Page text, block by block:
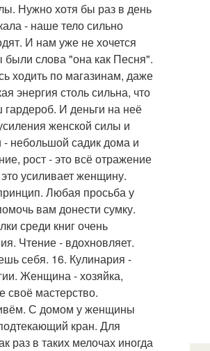
Нужно хотя бы раз в день
- наше тело сильно
И нам уже не хочется
слова "она как Песня".
ходить по магазинам, даже
энергия столь сильна, что
гардероб. И деньги на неё
женской силы и
небольшой садик дома и
рост - это всё отражение
усиливает женщину.
Любая просьба у
вам донести сумку.
среди книг очень
Чтение - вдохновляет.
себя. 16. Кулинария -
Женщина - хозяйка,
своё мастерство.
С домом у женщины
кран. Для
раз в таких мелочах иногда